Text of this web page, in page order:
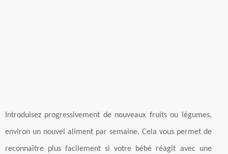
Introduisez progressivement de nouveaux fruits ou légumes,
environ un nouvel aliment par semaine. Cela vous permet de
reconnaître plus facilement si votre bébé réagit avec une